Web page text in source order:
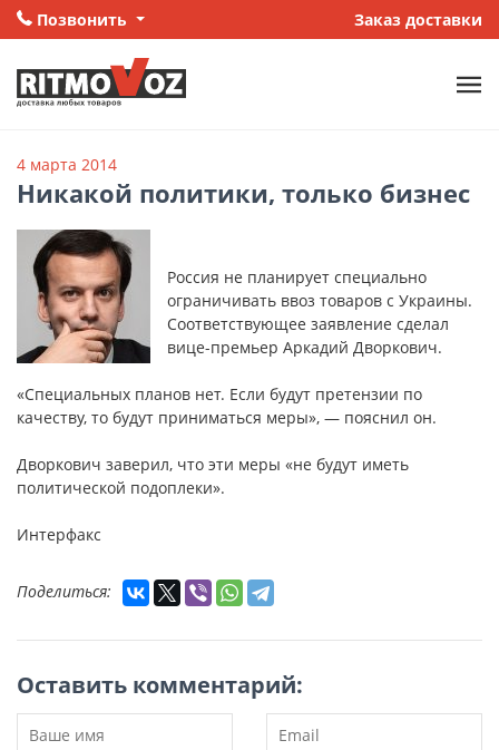
Позвонить Заказ доставки
4 марта 2014
Никакой политики, только бизнес
Россия не планирует специально
ограничивать ввоз товаров с Украины.
Соответствующее заявление сделал
вице-премьер Аркадий Дворкович.
«Специальных планов нет. Если будут претензии по
качеству, то будут приниматься меры», — пояснил он.
Дворкович заверил, что эти меры «не будут иметь
политической подоплеки».
Интерфакс
Поделиться:
Оставить комментарий: